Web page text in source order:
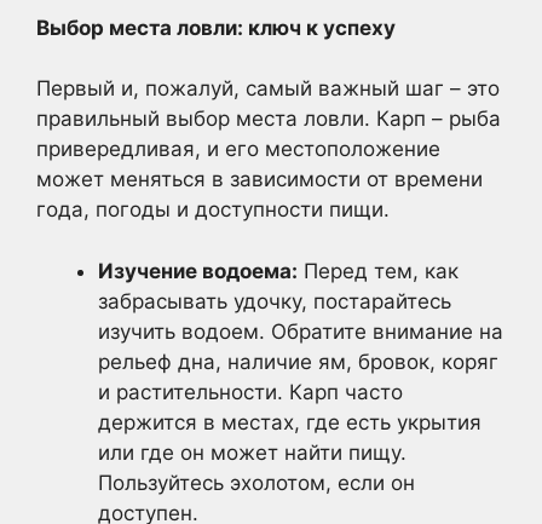
Выбор места ловли: ключ к успеху
Первый и, пожалуй, самый важный шаг – это
правильный выбор места ловли. Карп – рыба
привередливая, и его местоположение
может меняться в зависимости от времени
года, погоды и доступности пищи.
Изучение водоема: Перед тем, как
забрасывать удочку, постарайтесь
изучить водоем. Обратите внимание на
рельеф дна, наличие ям, бровок, коряг
и растительности. Карп часто
держится в местах, где есть укрытия
или где он может найти пищу.
Пользуйтесь эхолотом, если он
доступен.